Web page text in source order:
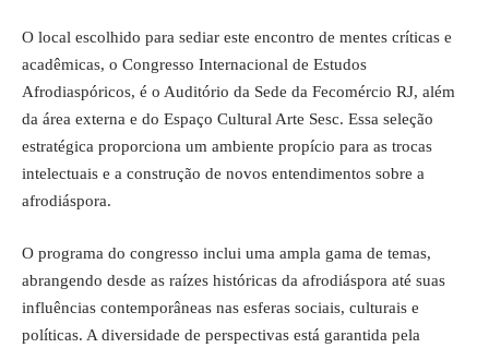
O local escolhido para sediar este encontro de mentes críticas e
acadêmicas, o Congresso Internacional de Estudos
Afrodiaspóricos, é o Auditório da Sede da Fecomércio RJ, além
da área externa e do Espaço Cultural Arte Sesc. Essa seleção
estratégica proporciona um ambiente propício para as trocas
intelectuais e a construção de novos entendimentos sobre a
afrodiáspora.
O programa do congresso inclui uma ampla gama de temas,
abrangendo desde as raízes históricas da afrodiáspora até suas
influências contemporâneas nas esferas sociais, culturais e
políticas. A diversidade de perspectivas está garantida pela